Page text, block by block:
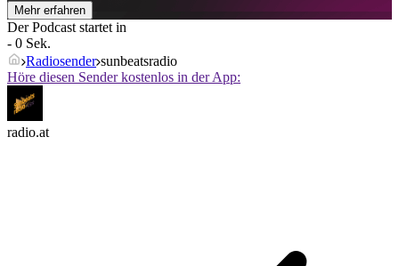
Mehr erfahren
Der Podcast startet in
- 0 Sek.
Radiosender sunbeatsradio
Höre diesen Sender kostenlos in der App:
radio.at